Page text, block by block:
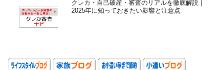
クレカ・自己破産・審査のリアルを徹底解説｜
2025年に知っておきたい影響と注意点